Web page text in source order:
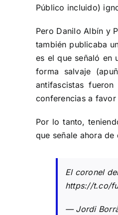
Público incluido)
Pero Danilo Albín y
también publicaba
es el que señaló en
forma salvaje
antifascistas
conferencias a
Por lo tanto,
que señale ahora
El coronel
https://t.co/
— Jordi